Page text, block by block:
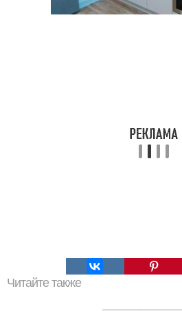
Читайте также